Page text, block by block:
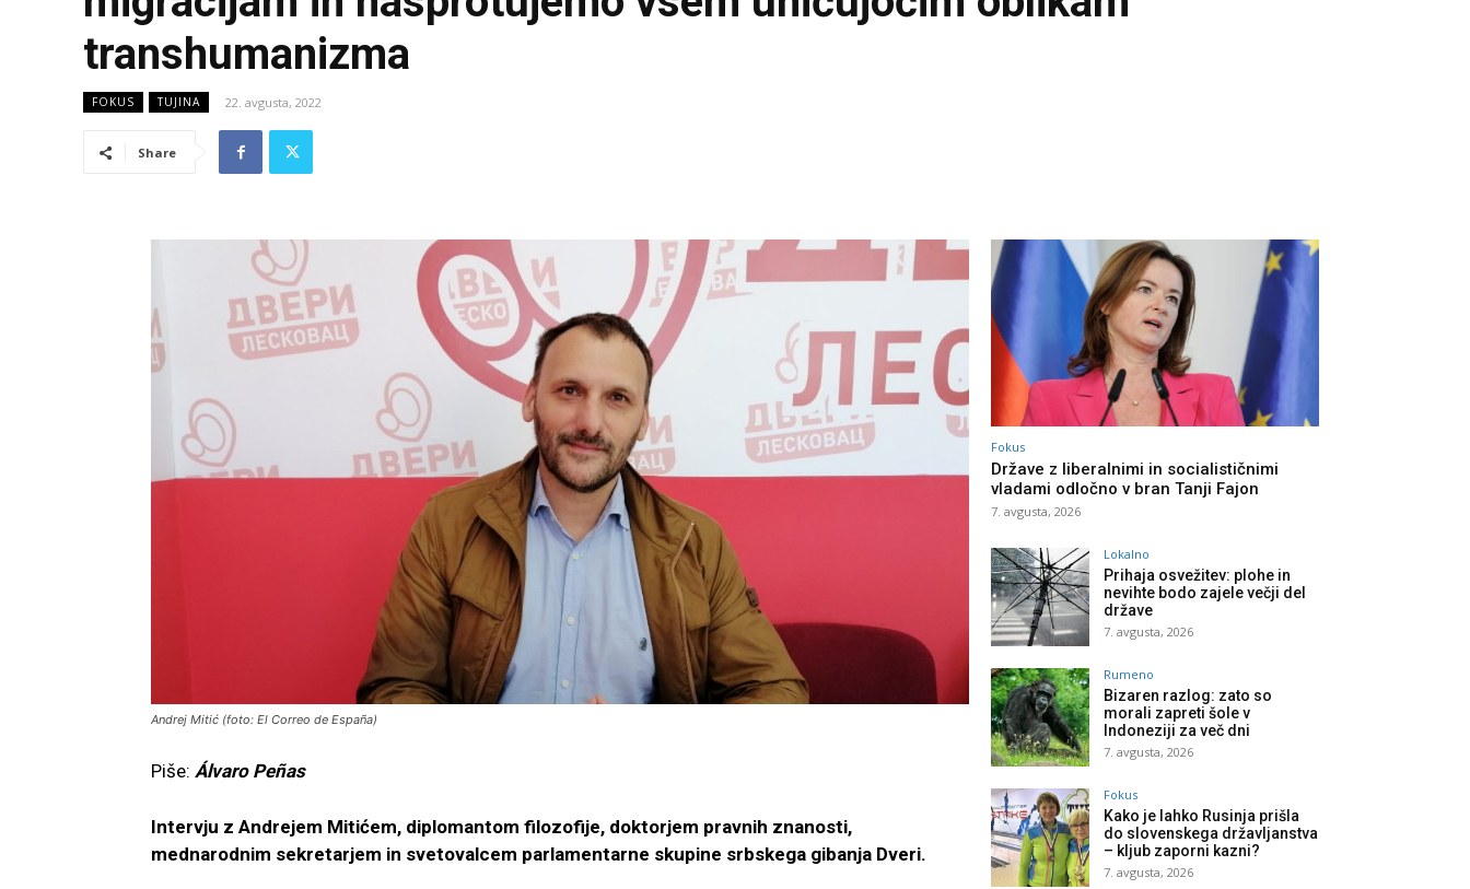
transhumanizma
FOKUS TUJINA 22. avgusta, 2022
Share
Andrej Mitić (foto: El Correo de España)
Piše: Álvaro Peñas
Intervju z Andrejem Mitićem, diplomantom filozofije, doktorjem pravnih znanosti,
mednarodnim sekretarjem in svetovalcem parlamentarne skupine srbskega gibanja Dveri.
Fokus
Države z liberalnimi in socialističnimi
vladami odločno v bran Tanji Fajon
7. avgusta, 2026
Lokalno
Prihaja osvežitev: plohe in
nevihte bodo zajele večji del
države
7. avgusta, 2026
Rumeno
Bizaren razlog: zato so
morali zapreti šole v
Indoneziji za več dni
7. avgusta, 2026
Fokus
Kako je lahko Rusinja prišla
do slovenskega državljanstva
– kljub zaporni kazni?
7. avgusta, 2026